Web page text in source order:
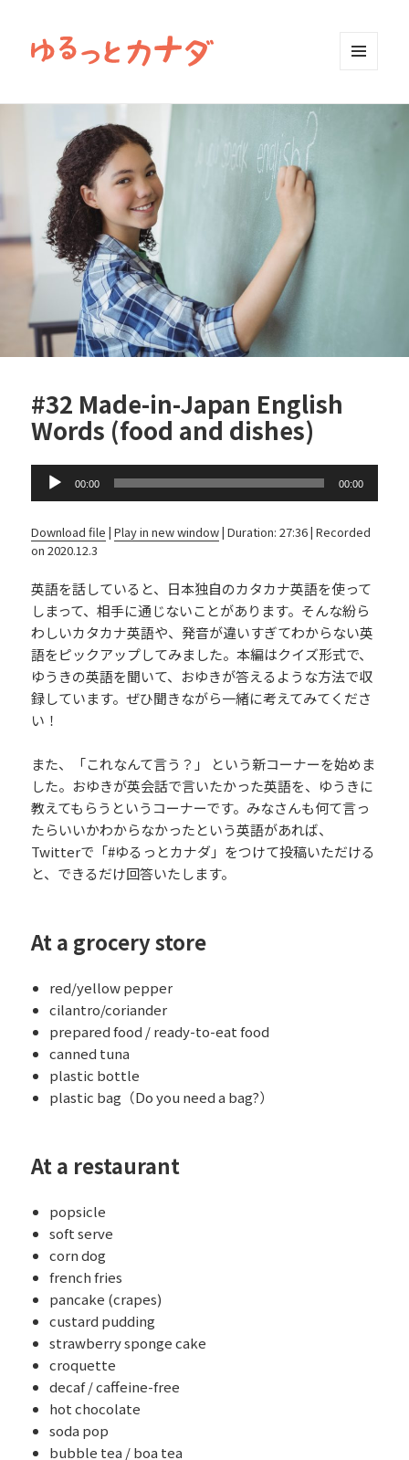
WIDGETS
#32 Made-in-Japan English
Words (food and dishes)
Audio
Player
00:00 00:00
Download file |Play in new window|Duration: 27:36|Recorded
on 2020.12.3
英語を話していると、日本独自のカタカナ英語を使って
しまって、相手に通じないことがあります。そんな紛ら
わしいカタカナ英語や、発音が違いすぎてわからない英
語をピックアップしてみました。本編はクイズ形式で、
ゆうきの英語を聞いて、おゆきが答えるような方法で収
録しています。ぜひ聞きながら一緒に考えてみてくださ
い！
また、「これなんて言う？」 という新コーナーを始めま
した。おゆきが英会話で言いたかった英語を、ゆうきに
教えてもらうというコーナーです。みなさんも何て言っ
たらいいかわからなかったという英語があれば、
Twitterで「#ゆるっとカナダ」をつけて投稿いただける
と、できるだけ回答いたします。
At a grocery store
red/yellow pepper
cilantro/coriander
prepared food / ready-to-eat food
canned tuna
plastic bottle
plastic bag（Do you need a bag?）
At a restaurant
popsicle
soft serve
corn dog
french fries
pancake (crapes)
custard pudding
strawberry sponge cake
croquette
decaf / caffeine-free
hot chocolate
soda pop
bubble tea / boa tea